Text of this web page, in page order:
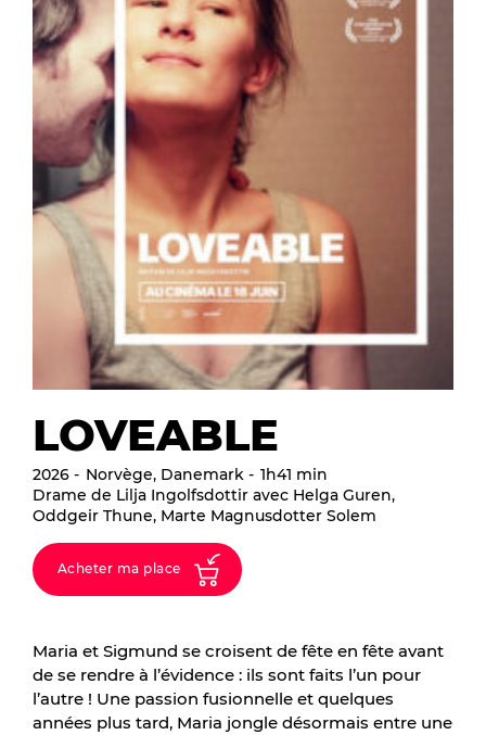
LOVEABLE
2026 Norvège, Danemark
1h41 min
Drame de Lilja Ingolfsdottir avec Helga Guren,
Oddgeir Thune, Marte Magnusdotter Solem
Acheter ma place
Maria et Sigmund se croisent de fête en fête avant
de se rendre à l’évidence : ils sont faits l’un pour
l’autre ! Une passion fusionnelle et quelques
années plus tard, Maria jongle désormais entre une